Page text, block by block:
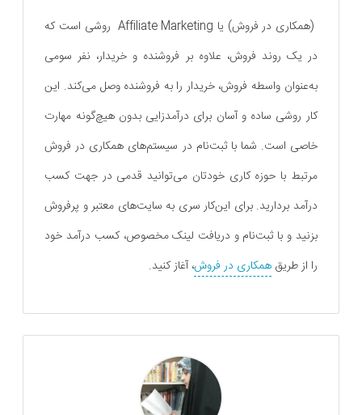
(همکاری در فروش) یا Affiliate Marketing روشی است که
در یک روند فروش، علاوه بر فروشنده و خریدار، نفر سومی
به‌عنوان واسطه فروش، خریدار را به فروشنده وصل می‌کند. این
کار روشی ساده و آسان برای درآمدزایی بدون هیچ‌گونه مهارت
خاصی است. شما با ثبت‌نام در سیستم‌های همکاری در فروش
مرتبط با حوزه کاری خودتان می‌توانید قدمی در جهت کسب
درآمد بردارید. برای این‌کار سری به سایت‌های معتبر و پرفروش
بزنید و با ثبت‌نام و دریافت لینک مخصوص، کسب درآمد خود
را از طریقهمکاری در فروش، آغاز کنید.